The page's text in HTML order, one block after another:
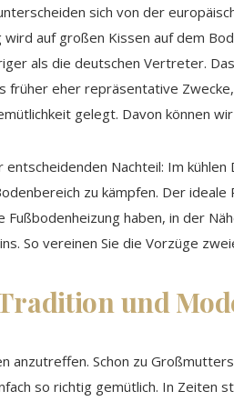
sich von der
auf großen Kissen auf dem
als die deutschen Vertreter.
früher eher repräsentative
gelegt. Davon können
entscheidenden Nachteil: Im
zu kämpfen. Der
Fußbodenheizung haben, in der
So vereinen Sie die Vorzüge
und
anzutreffen. Schon zu
so richtig gemütlich. In Zeiten